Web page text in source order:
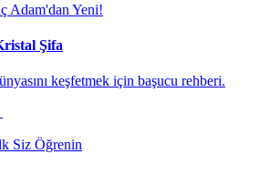
Adam'dan Yeni!
Şifa
keşfetmek için başucu rehberi.
Siz Öğrenin